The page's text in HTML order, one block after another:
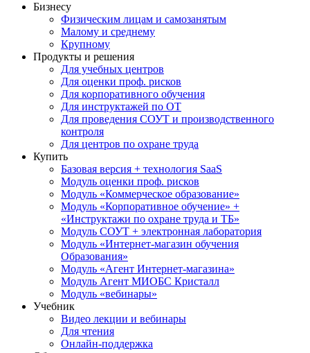
Бизнесу
Физическим лицам и самозанятым
Малому и среднему
Крупному
Продукты и решения
Для учебных центров
Для оценки проф. рисков
Для корпоративного обучения
Для инструктажей по ОТ
Для проведения СОУТ и производственного
контроля
Для центров по охране труда
Купить
Базовая версия + технология SaaS
Модуль оценки проф. рисков
Модуль «Коммерческое образование»
Модуль «Корпоративное обучение» +
«Инструктажи по охране труда и ТБ»
Модуль СОУТ + электронная лаборатория
Модуль «Интернет-магазин обучения
Образования»
Модуль «Агент Интернет-магазина»
Модуль Агент МИОБС Кристалл
Модуль «вебинары»
Учебник
Видео лекции и вебинары
Для чтения
Онлайн-поддержка